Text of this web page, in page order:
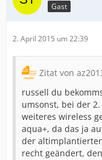
Gast
2. April 2015 um 22:39
Zitat von
russell du
umsonst, bei der
weiteres wireless
aqua+, da das ja
der
recht geändert,